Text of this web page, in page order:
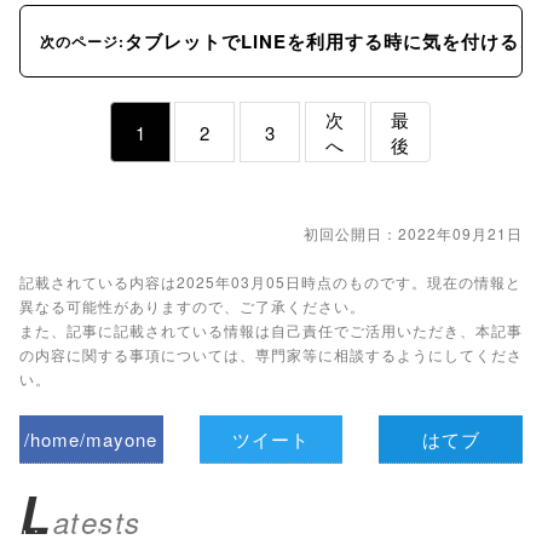
次のページ:タブレットでLINEを利用する時に気を付ける
1 2 3
次
へ
最
後
初回公開日：2022年09月21日
記載されている内容は2025年03月05日時点のものです。現在の情報と
異なる可能性がありますので、ご了承ください。
また、記事に記載されている情報は自己責任でご活用いただき、本記事
の内容に関する事項については、専門家等に相談するようにしてくださ
い。
/home/mayone
biz.jp/public_ht
ツイート はてブ
Latests